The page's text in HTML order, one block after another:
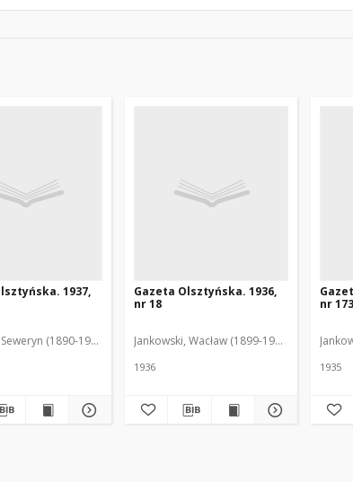
1937,
(1890-1940). Red.
Gazeta Olsztyńska. 1936,
nr 18
Jankowski, Wacław (1899-1975). Red.
1936
nr 173
1935